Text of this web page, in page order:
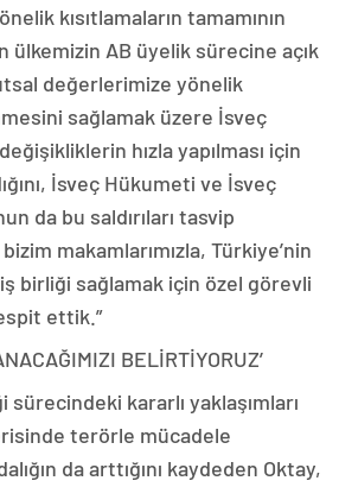
kısıtlamaların tamamının
ülkemizin AB üyelik sürecine açık
değerlerimize yönelik
sağlamak üzere İsveç
hızla yapılması için
İsveç Hükumeti ve İsveç
da bu saldırıları tasvip
makamlarımızla, Türkiye’nin
iş birliği sağlamak için özel görevli
ettik.”
BELİRTİYORUZ’
sürecindeki kararlı yaklaşımları
terörle mücadele
da arttığını kaydeden Oktay,